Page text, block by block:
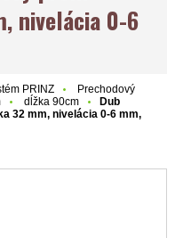
nivelácia 0-6
PRINZ
Prechodový
dĺžka 90cm
Dub
32 mm, nivelácia 0-6 mm,